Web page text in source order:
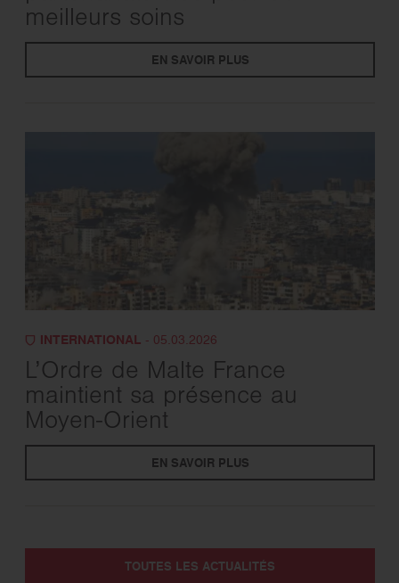
meilleurs soins
EN SAVOIR PLUS
INTERNATIONAL - 05.03.2026
L’Ordre de Malte France
maintient sa présence au
Moyen-Orient
EN SAVOIR PLUS
TOUTES LES ACTUALITÉS